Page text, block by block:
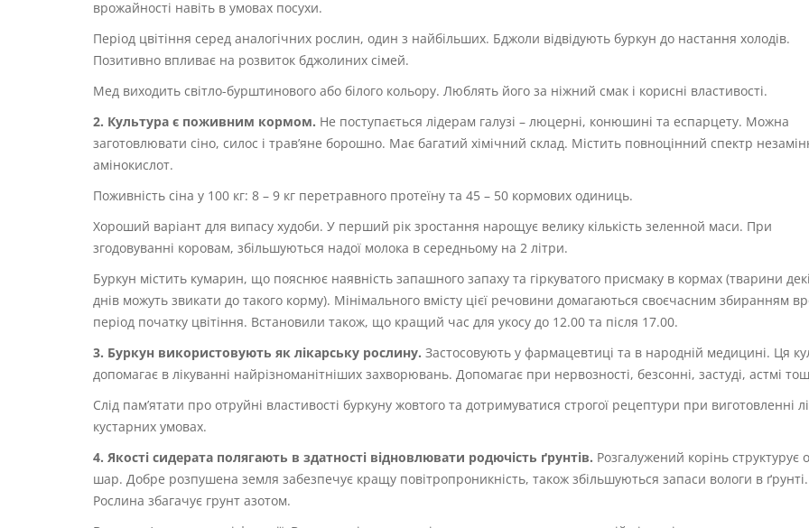
врожайності навіть в умовах посухи.
Період цвітіння серед аналогічних рослин, один з найбільших. Бджоли відвідують буркун до настання холодів.
Позитивно впливає на розвиток бджолиних сімей.
Мед виходить світло-бурштинового або білого кольору. Люблять його за ніжний смак і корисні властивості.
2. Культура є поживним кормом. Не поступається лідерам галузі – люцерні, конюшині та еспарцету. Можна
заготовлювати сіно, силос і трав’яне борошно. Має багатий хімічний склад. Містить повноцінний спектр
амінокислот.
Поживність сіна у 100 кг: 8 – 9 кг перетравного протеїну та 45 – 50 кормових одиниць.
Хороший варіант для випасу худоби. У перший рік зростання нарощує велику кількість зеленной маси. При
згодовуванні коровам, збільшуються надої молока в середньому на 2 літри.
Буркун містить кумарин, що пояснює наявність запашного запаху та гіркуватого присмаку в кормах (тварини
днів можуть звикати до такого корму). Мінімального вмісту цієї речовини домагаються своєчасним збиранням
період початку цвітіння. Встановили також, що кращий час для укосу до 12.00 та після 17.00.
3. Буркун використовують як лікарську рослину. Застосовують у фармацевтиці та в народній медицині. Ця
допомагає в лікуванні найрізноманітніших захворювань. Допомагає при нервозності, безсонні, застуді, астмі
Слід пам’ятати про отруйні властивості буркуну жовтого та дотримуватися строгої рецептури при виготовленні
кустарних умовах.
4. Якості сидерата полягають в здатності відновлювати родючість ґрунтів. Розгалужений корінь структурує
шар. Добре розпушена земля забезпечує кращу повітропроникність, також збільшуються запаси вологи в ґрунті.
Рослина збагачує грунт азотом.